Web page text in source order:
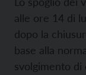
alle ore 14 di
dopo la
base alla
svolgimento di